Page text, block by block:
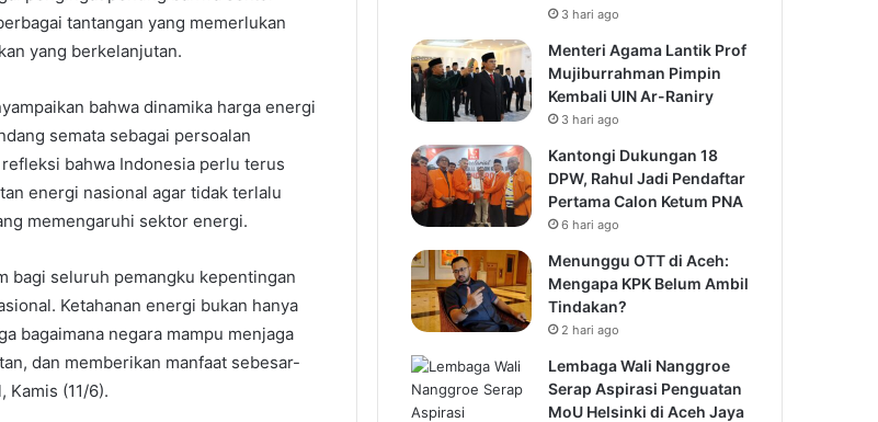
tantangan yang memerlukan
yang berkelanjutan.
bahwa dinamika harga energi
semata sebagai persoalan
bahwa Indonesia perlu terus
energi nasional agar tidak terlalu
memengaruhi sektor energi.
bagi seluruh pemangku kepentingan
Ketahanan energi bukan hanya
bagaimana negara mampu menjaga
dan memberikan manfaat sebesar-
Kamis (11/6).
3 hari ago
Menteri Agama Lantik Prof
Mujiburrahman Pimpin
Kembali UIN Ar-Raniry
3 hari ago
Kantongi Dukungan 18
DPW, Rahul Jadi Pendaftar
Pertama Calon Ketum PNA
6 hari ago
Menunggu OTT di Aceh:
Mengapa KPK Belum Ambil
Tindakan?
2 hari ago
Lembaga Wali Nanggroe
Serap Aspirasi Penguatan
MoU Helsinki di Aceh Jaya